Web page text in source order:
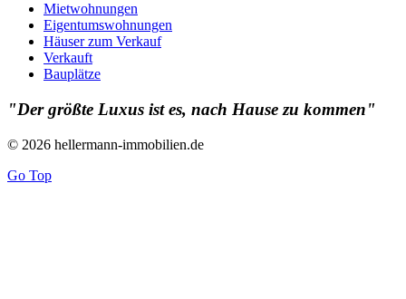
Mietwohnungen
Eigentumswohnungen
Häuser zum Verkauf
Verkauft
Bauplätze
"Der größte Luxus ist es, nach Hause zu kommen"
© 2026 hellermann-immobilien.de
Go Top